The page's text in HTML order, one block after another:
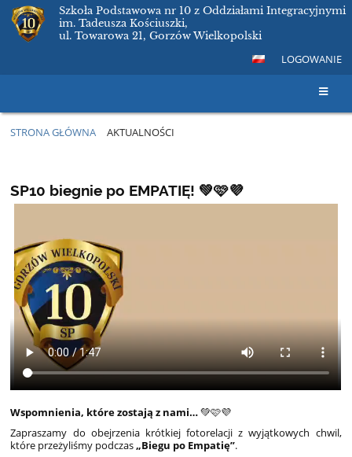
Szkoła Podstawowa nr 10 z Oddziałami Integracyjnymi
im. Tadeusza Kościuszki,
ul. Towarowa 21, Gorzów Wielkopolski
LOGOWANIE
STRONA GŁÓWNA AKTUALNOŚCI
SP10 biegnie po EMPATIĘ! 💚🩷💜
Wspomnienia, które zostają z nami…💚🩷💜
Zapraszamy do obejrzenia krótkiej fotorelacji z wyjątkowych chwil,
które przeżyliśmy podczas„Biegu po Empatię”.